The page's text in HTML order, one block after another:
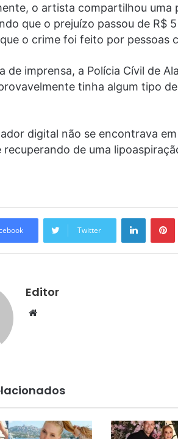
o artista compartilhou
que o prejuízo passou de R$
o crime foi feito por pessoas
de imprensa, a Polícia Cívil de
tinha algum tipo
digital não se encontrava
recuperando de uma
Twitter
Linkedin
Editor
Website